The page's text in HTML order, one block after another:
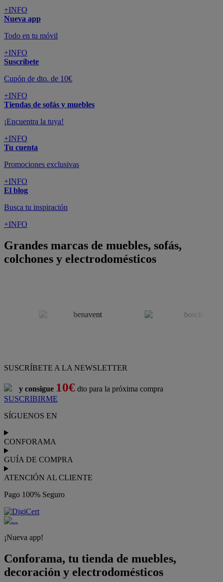
+INFO
Nueva app
Todo en tu móvil
+INFO
Suscríbete
Cupón de dto. de 10€
+INFO
Tiendas de sofás y muebles
¡Encuentra la tuya!
+INFO
Tu cuenta
Promociones exclusivas
+INFO
El blog
Busca tu inspiración
+INFO
Grandes marcas de muebles, sofás,
colchones y electrodomésticos
SUSCRÍBETE A LA NEWSLETTER
y consigue 10€ dto para la próxima compra
SUSCRIBIRME
SÍGUENOS EN
CONFORAMA
GUÍA DE COMPRA
ATENCIÓN AL CLIENTE
Pago 100% Seguro
¡Nueva app!
Conforama, tu tienda de muebles,
decoración y electrodomésticos